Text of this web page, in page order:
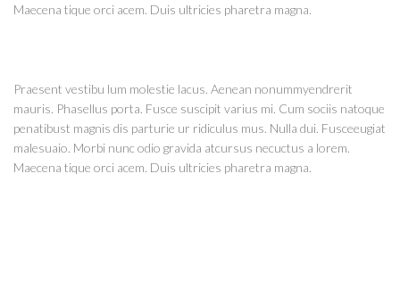
Maecena tique orci acem. Duis ultricies pharetra magna.
Praesent vestibu lum molestie lacus. Aenean nonummyendrerit
mauris. Phasellus porta. Fusce suscipit varius mi. Cum sociis natoque
penatibust magnis dis parturie ur ridiculus mus. Nulla dui. Fusceeugiat
malesuaio. Morbi nunc odio gravida atcursus necuctus a lorem.
Maecena tique orci acem. Duis ultricies pharetra magna.